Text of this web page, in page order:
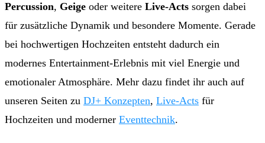
Percussion, Geige oder weitere Live-Acts sorgen dabei
für zusätzliche Dynamik und besondere Momente. Gerade
bei hochwertigen Hochzeiten entsteht dadurch ein
modernes Entertainment-Erlebnis mit viel Energie und
emotionaler Atmosphäre. Mehr dazu findet ihr auch auf
unseren Seiten zu DJ+ Konzepten, Live-Acts für
Hochzeiten und moderner Eventtechnik.